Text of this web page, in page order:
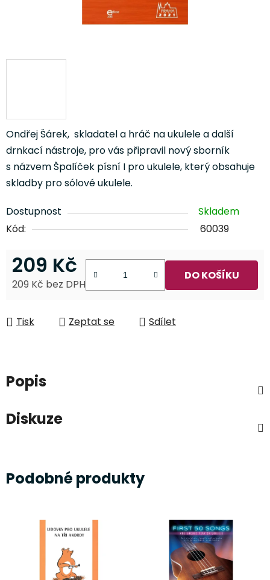
Ondřej Šárek, skladatel a hráč na ukulele a další
drnkací nástroje, pro vás připravil nový sborník
s názvemŠpalíček písní I pro ukulele, který obsahuje
skladby pro sólové ukulele.
Dostupnost
Skladem
Kód:
60039
209 Kč
209 Kč bez DPH
DO KOŠÍKU
Tisk Zeptat se Sdílet
Popis
Diskuze
Podobné produkty